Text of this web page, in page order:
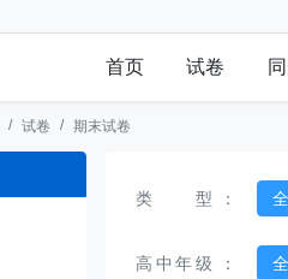
首页 试卷
试卷 期末试卷
类型 ：
高中年级 ：